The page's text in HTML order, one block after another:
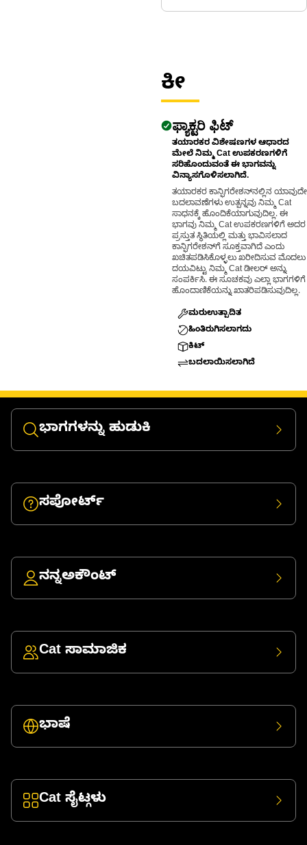
ಕೀ
ಫ್ಯಾಕ್ಟರಿ ಫಿಟ್
ತಯಾರಕರ ವಿಶೇಷಣಗಳ ಆಧಾರದ
ಮೇಲೆ ನಿಮ್ಮ Cat ಉಪಕರಣಗಳಿಗೆ
ಸರಿಹೊಂದುವಂತೆ ಈ ಭಾಗವನ್ನು
ವಿನ್ಯಾಸಗೊಳಿಸಲಾಗಿದೆ.
ತಯಾರಕರ ಕಾನ್ಫಿಗರೇಶನ್‌ನಲ್ಲಿನ ಯಾವುದೇ
ಬದಲಾವಣೆಗಳು ಉತ್ಪನ್ನವು ನಿಮ್ಮ Cat
ಸಾಧನಕ್ಕೆ ಹೊಂದಿಕೆಯಾಗುವುದಿಲ್ಲ. ಈ
ಭಾಗವು ನಿಮ್ಮ Cat ಉಪಕರಣಗಳಿಗೆ ಅದರ
ಪ್ರಸ್ತುತ ಸ್ಥಿತಿಯಲ್ಲಿ ಮತ್ತು ಭಾವಿಸಲಾದ
ಕಾನ್ಫಿಗರೇಶನ್‌ಗೆ ಸೂಕ್ತವಾಗಿದೆ ಎಂದು
ಖಚಿತಪಡಿಸಿಕೊಳ್ಳಲು ಖರೀದಿಸುವ ಮೊದಲು
ದಯವಿಟ್ಟು ನಿಮ್ಮ Cat ಡೀಲರ್ ಅನ್ನು
ಸಂಪರ್ಕಿಸಿ. ಈ ಸೂಚಕವು ಎಲ್ಲಾ ಭಾಗಗಳಿಗೆ
ಹೊಂದಾಣಿಕೆಯನ್ನು ಖಾತರಿಪಡಿಸುವುದಿಲ್ಲ.
ಮರುಉತ್ಪಾದಿತ
ಹಿಂತಿರುಗಿಸಲಾಗದು
ಕಿಟ್
ಬದಲಾಯಿಸಲಾಗಿದೆ
ಭಾಗಗಳನ್ನು ಹುಡುಕಿ
ಸಪೋರ್ಟ್
ನನ್ನಅಕೌಂಟ್
Cat ಸಾಮಾಜಿಕ
ಭಾಷೆ
Cat ಸೈಟ್ಗಳು